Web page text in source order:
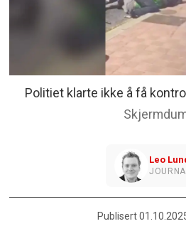
Politiet klarte ikke å få
Leo
Publisert